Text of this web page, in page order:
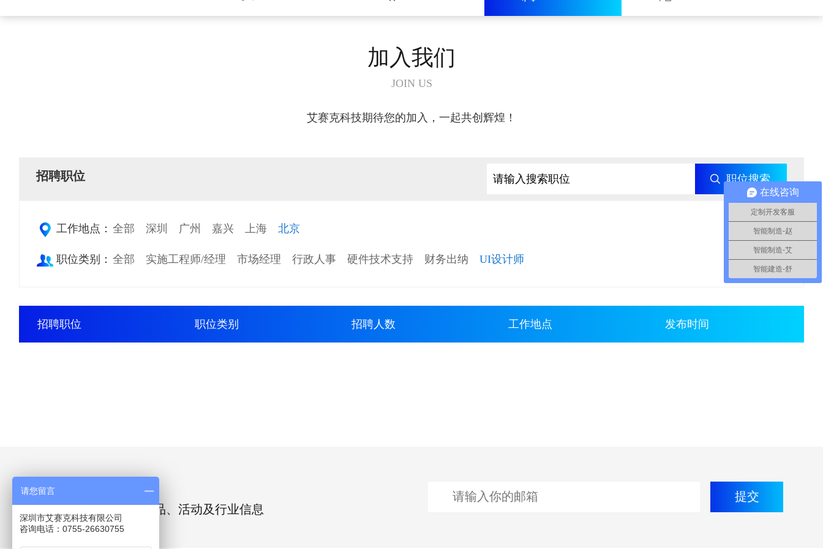
加入我们
JOIN US
艾赛克科技期待您的加入，一起共创辉煌！
招聘职位 职位搜索
工作地点： 全部 深圳 广州 嘉兴 上海 北京
职位类别： 全部 实施工程师/经理 市场经理 行政人事 硬件技术支持 财务出纳 UI设计师
招聘职位 职位类别 招聘人数 工作地点 发布时间
让我们保持联系
第一时间获取我们的新产品、活动及行业信息
在线咨询
定制开发客服
智能制造-赵
智能制造-艾
智能建造-舒
请您留言
深圳市艾赛克科技有限公司
咨询电话：0755-26630755